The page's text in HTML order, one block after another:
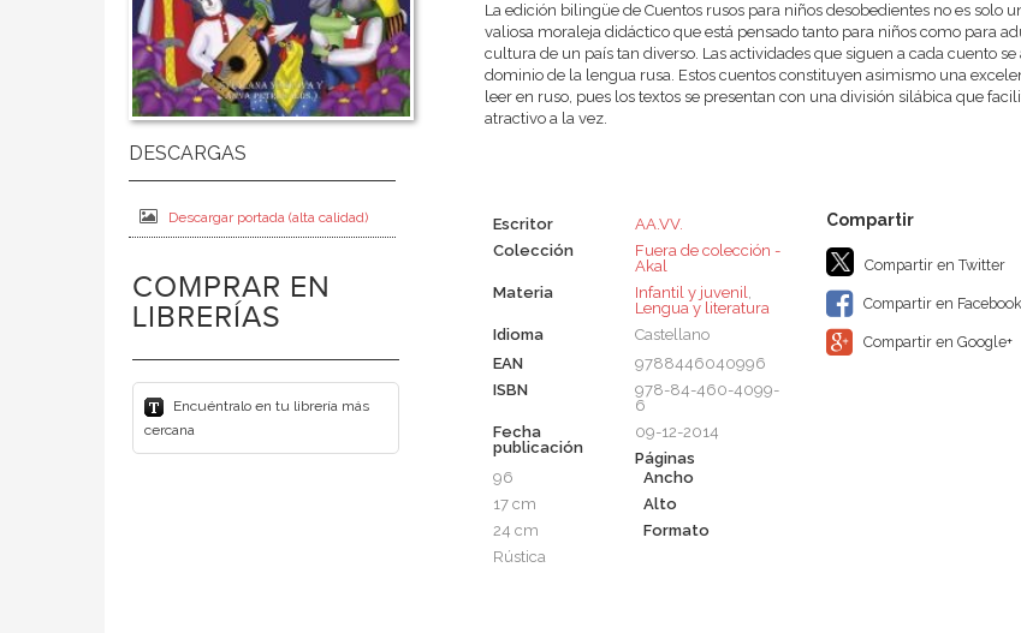
Descargar portada (alta calidad)
COMPRAR EN
LIBRERÍAS
Encuéntralo en tu librería más
cercana
La edición bilingüe de Cuentos rusos para niños desobedientes no es
valiosa moraleja didáctico que está pensado tanto para niños como para
cultura de un país tan diverso. Las actividades que siguen a cada cuento
dominio de la lengua rusa. Estos cuentos constituyen asimismo una
leer en ruso, pues los textos se presentan con una división silábica que
atractivo a la vez.
Escritor
AA.VV.
Colección
Fuera de colección -
Akal
Materia
Infantil y juvenil,
Lengua y literatura
Idioma
Castellano
EAN
9788446040996
ISBN
978-84-460-4099-
6
Fecha
publicación
09-12-2014
Páginas
96
Ancho
17 cm
Alto
24 cm
Formato
Rústica
Compartir en Twitter
Compartir en Facebook
Compartir en Google+